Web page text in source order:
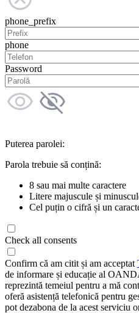
phone_prefix
phone
Password
Puterea parolei:
Parola trebuie să conțină:
8 sau mai multe caractere
Litere majuscule și
Cel puțin o cifră și un
Check all consents
Confirm că am citit și am acceptat
de informare și educație al
reprezintă temeiul pentru a mă
oferă asistență telefonică pentru
pot dezabona de la acest serviciu